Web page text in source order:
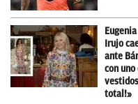
Irujo
ante
con uno
total!»